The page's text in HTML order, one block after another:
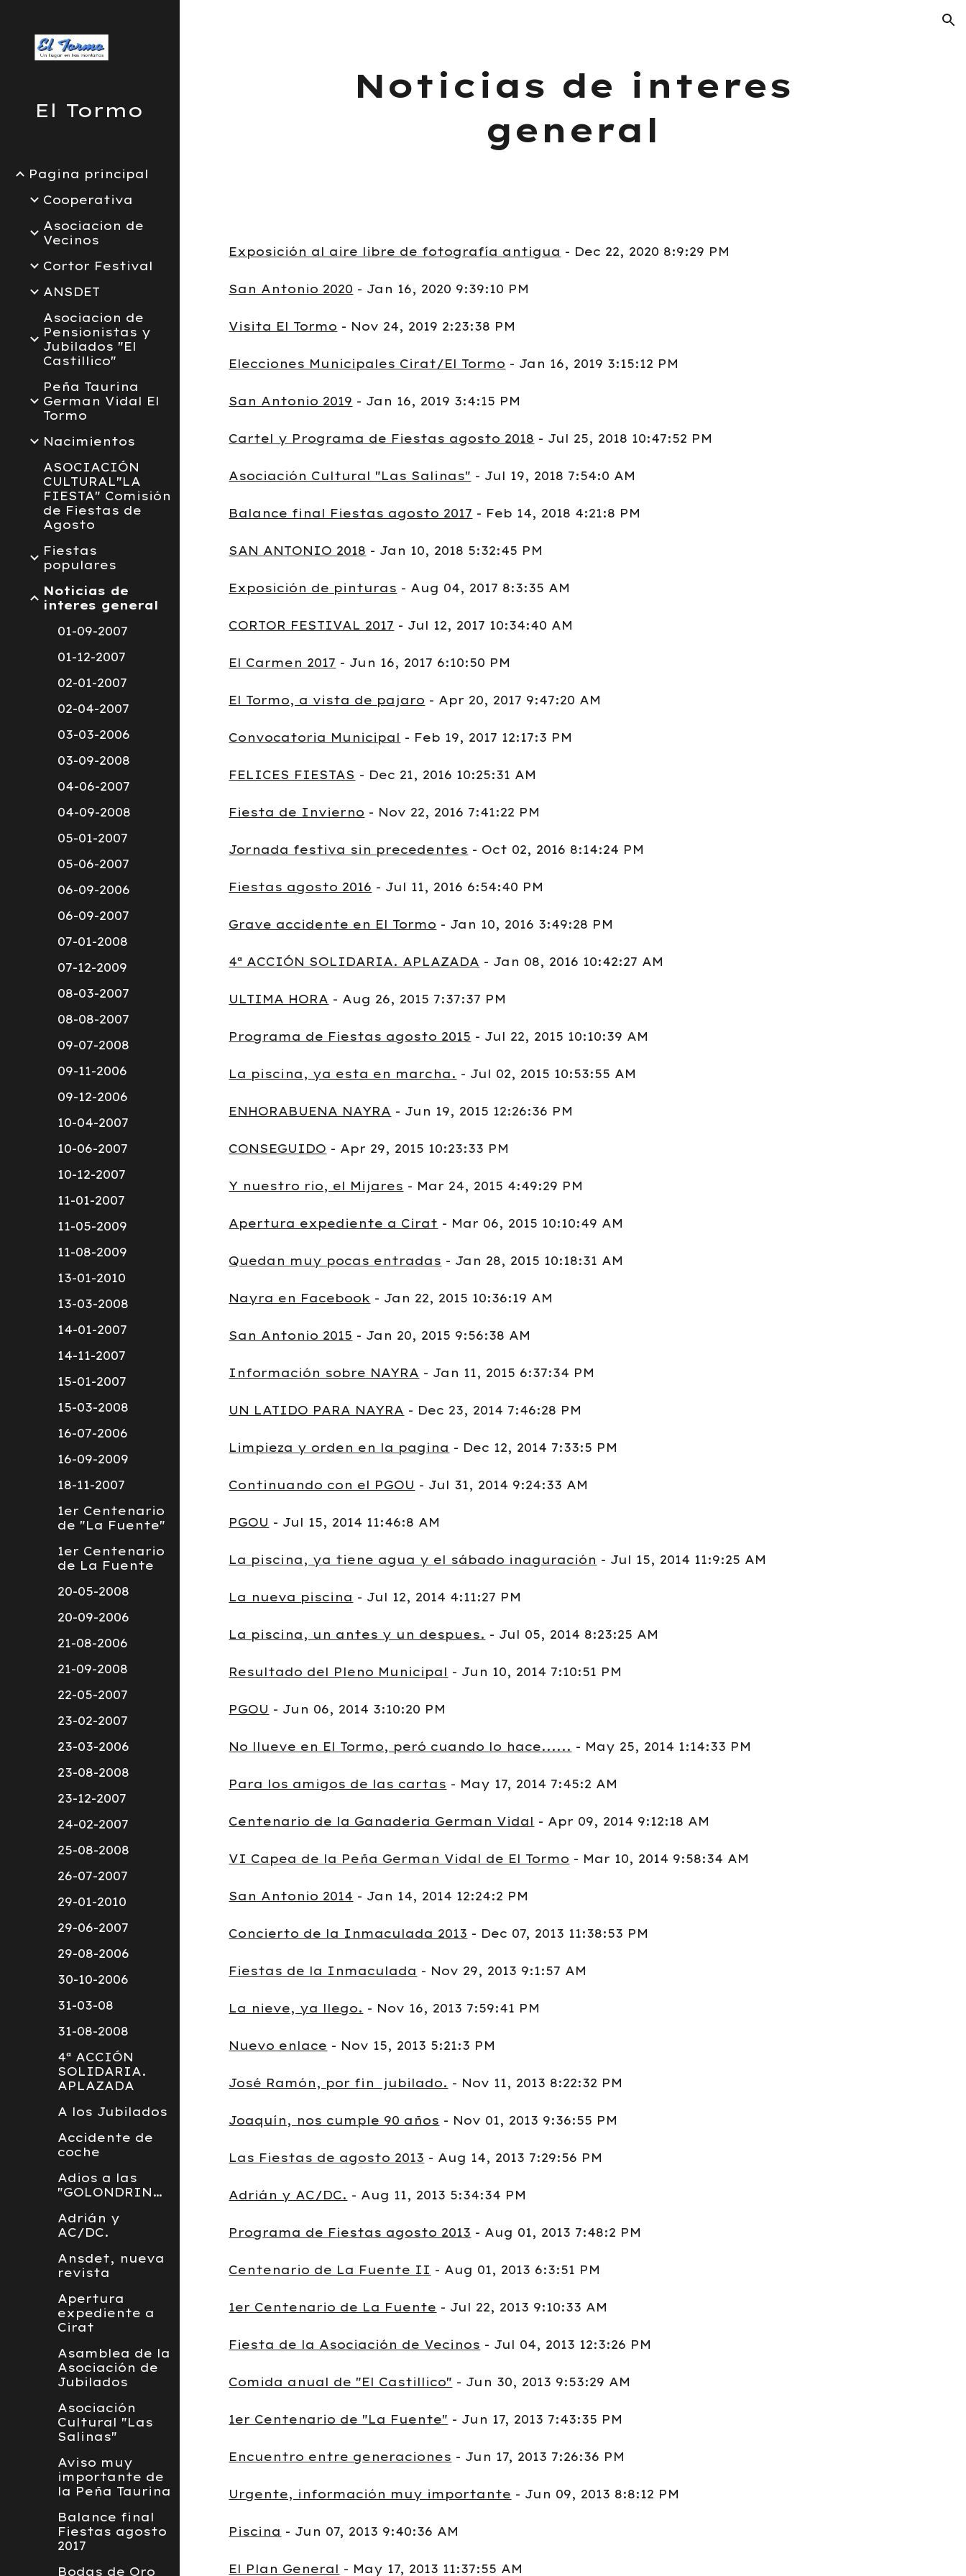
El Tormo
Pagina principal
Cooperativa
Asociacion de
Vecinos
Cortor Festival
ANSDET
Asociacion de
Pensionistas y
Jubilados "El
Castillico"
Peña Taurina
German Vidal El
Tormo
Nacimientos
ASOCIACIÓN
CULTURAL"LA
FIESTA" Comisión
de Fiestas de
Agosto
Fiestas
populares
Noticias de
interes general
01-09-2007
01-12-2007
02-01-2007
02-04-2007
03-03-2006
03-09-2008
04-06-2007
04-09-2008
05-01-2007
05-06-2007
06-09-2006
06-09-2007
07-01-2008
07-12-2009
08-03-2007
08-08-2007
09-07-2008
09-11-2006
09-12-2006
10-04-2007
10-06-2007
10-12-2007
11-01-2007
11-05-2009
11-08-2009
13-01-2010
13-03-2008
14-01-2007
14-11-2007
15-01-2007
15-03-2008
16-07-2006
16-09-2009
18-11-2007
1er Centenario
de "La Fuente"
1er Centenario
de La Fuente
20-05-2008
20-09-2006
21-08-2006
21-09-2008
22-05-2007
23-02-2007
23-03-2006
23-08-2008
23-12-2007
24-02-2007
25-08-2008
26-07-2007
29-01-2010
29-06-2007
29-08-2006
30-10-2006
31-03-08
31-08-2008
4ª ACCIÓN
SOLIDARIA.
APLAZADA
A los Jubilados
Accidente de
coche
Adios a las
"GOLONDRINAS"
Adrián y
AC/DC.
Ansdet, nueva
revista
Apertura
expediente a
Cirat
Asamblea de la
Asociación de
Jubilados
Asociación
Cultural "Las
Salinas"
Aviso muy
importante de
la Peña Taurina
Balance final
Fiestas agosto
2017
Bodas de Oro
Noticias de interes
general
Exposición al aire libre de fotografía antigua - Dec 22, 2020 8:9:29 PM
San Antonio 2020 - Jan 16, 2020 9:39:10 PM
Visita El Tormo - Nov 24, 2019 2:23:38 PM
Elecciones Municipales Cirat/El Tormo - Jan 16, 2019 3:15:12 PM
San Antonio 2019 - Jan 16, 2019 3:4:15 PM
Cartel y Programa de Fiestas agosto 2018 - Jul 25, 2018 10:47:52 PM
Asociación Cultural "Las Salinas" - Jul 19, 2018 7:54:0 AM
Balance final Fiestas agosto 2017 - Feb 14, 2018 4:21:8 PM
SAN ANTONIO 2018 - Jan 10, 2018 5:32:45 PM
Exposición de pinturas - Aug 04, 2017 8:3:35 AM
CORTOR FESTIVAL 2017 - Jul 12, 2017 10:34:40 AM
El Carmen 2017 - Jun 16, 2017 6:10:50 PM
El Tormo, a vista de pajaro - Apr 20, 2017 9:47:20 AM
Convocatoria Municipal - Feb 19, 2017 12:17:3 PM
FELICES FIESTAS - Dec 21, 2016 10:25:31 AM
Fiesta de Invierno - Nov 22, 2016 7:41:22 PM
Jornada festiva sin precedentes - Oct 02, 2016 8:14:24 PM
Fiestas agosto 2016 - Jul 11, 2016 6:54:40 PM
Grave accidente en El Tormo - Jan 10, 2016 3:49:28 PM
4ª ACCIÓN SOLIDARIA. APLAZADA - Jan 08, 2016 10:42:27 AM
ULTIMA HORA - Aug 26, 2015 7:37:37 PM
Programa de Fiestas agosto 2015 - Jul 22, 2015 10:10:39 AM
La piscina, ya esta en marcha. - Jul 02, 2015 10:53:55 AM
ENHORABUENA NAYRA - Jun 19, 2015 12:26:36 PM
CONSEGUIDO - Apr 29, 2015 10:23:33 PM
Y nuestro rio, el Mijares - Mar 24, 2015 4:49:29 PM
Apertura expediente a Cirat - Mar 06, 2015 10:10:49 AM
Quedan muy pocas entradas - Jan 28, 2015 10:18:31 AM
Nayra en Facebook - Jan 22, 2015 10:36:19 AM
San Antonio 2015 - Jan 20, 2015 9:56:38 AM
Información sobre NAYRA - Jan 11, 2015 6:37:34 PM
UN LATIDO PARA NAYRA - Dec 23, 2014 7:46:28 PM
Limpieza y orden en la pagina - Dec 12, 2014 7:33:5 PM
Continuando con el PGOU - Jul 31, 2014 9:24:33 AM
PGOU - Jul 15, 2014 11:46:8 AM
La piscina, ya tiene agua y el sábado inaguración - Jul 15, 2014 11:9:25 AM
La nueva piscina - Jul 12, 2014 4:11:27 PM
La piscina, un antes y un despues. - Jul 05, 2014 8:23:25 AM
Resultado del Pleno Municipal - Jun 10, 2014 7:10:51 PM
PGOU - Jun 06, 2014 3:10:20 PM
No llueve en El Tormo, peró cuando lo hace...... - May 25, 2014 1:14:33 PM
Para los amigos de las cartas - May 17, 2014 7:45:2 AM
Centenario de la Ganaderia German Vidal - Apr 09, 2014 9:12:18 AM
VI Capea de la Peña German Vidal de El Tormo - Mar 10, 2014 9:58:34 AM
San Antonio 2014 - Jan 14, 2014 12:24:2 PM
Concierto de la Inmaculada 2013 - Dec 07, 2013 11:38:53 PM
Fiestas de la Inmaculada - Nov 29, 2013 9:1:57 AM
La nieve, ya llego. - Nov 16, 2013 7:59:41 PM
Nuevo enlace - Nov 15, 2013 5:21:3 PM
José Ramón, por fin jubilado. - Nov 11, 2013 8:22:32 PM
Joaquín, nos cumple 90 años - Nov 01, 2013 9:36:55 PM
Las Fiestas de agosto 2013 - Aug 14, 2013 7:29:56 PM
Adrián y AC/DC. - Aug 11, 2013 5:34:34 PM
Programa de Fiestas agosto 2013 - Aug 01, 2013 7:48:2 PM
Centenario de La Fuente II - Aug 01, 2013 6:3:51 PM
1er Centenario de La Fuente - Jul 22, 2013 9:10:33 AM
Fiesta de la Asociación de Vecinos - Jul 04, 2013 12:3:26 PM
Comida anual de "El Castillico" - Jun 30, 2013 9:53:29 AM
1er Centenario de "La Fuente" - Jun 17, 2013 7:43:35 PM
Encuentro entre generaciones - Jun 17, 2013 7:26:36 PM
Urgente, información muy importante - Jun 09, 2013 8:8:12 PM
Piscina - Jun 07, 2013 9:40:36 AM
El Plan General - May 17, 2013 11:37:55 AM